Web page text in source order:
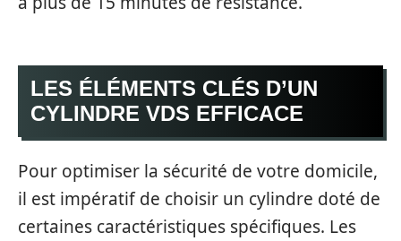
LES ÉLÉMENTS CLÉS D’UN
CYLINDRE VDS EFFICACE
Pour optimiser la sécurité de votre domicile,
il est impératif de choisir un cylindre doté de
certaines caractéristiques spécifiques. Les